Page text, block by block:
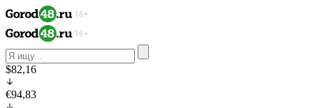
$82,16
€94,83